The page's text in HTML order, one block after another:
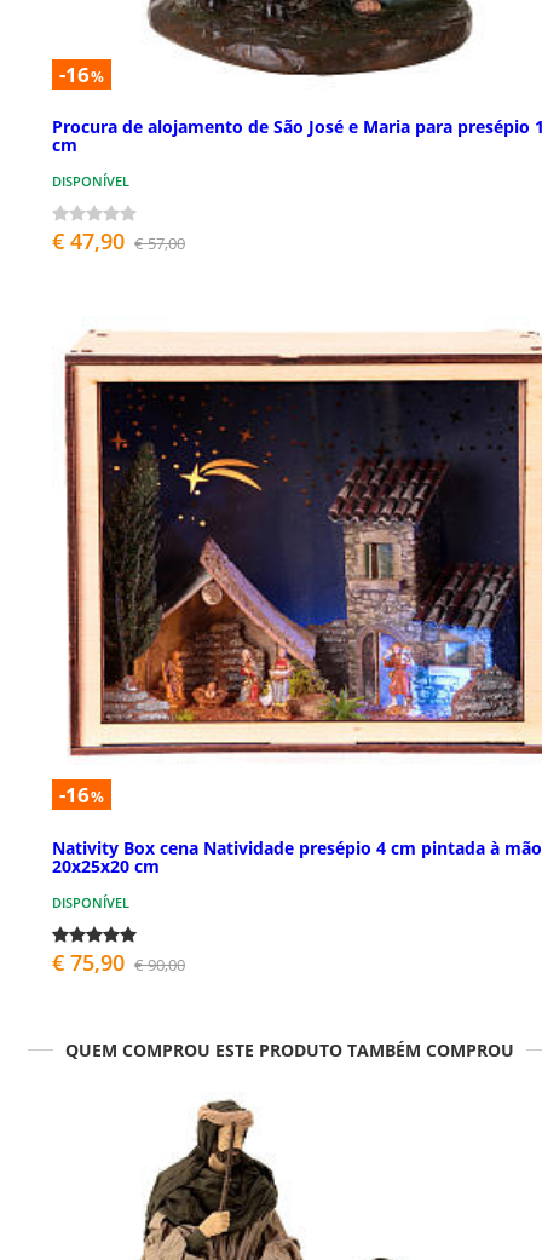
-16%
Procura de alojamento de São José e Maria para presépio
cm
DISPONÍVEL
€ 47,90 € 57,00
-16%
Nativity Box cena Natividade presépio 4 cm pintada à mão
20x25x20 cm
DISPONÍVEL
€ 75,90 € 90,00
QUEM COMPROU ESTE PRODUTO TAMBÉM COMPROU